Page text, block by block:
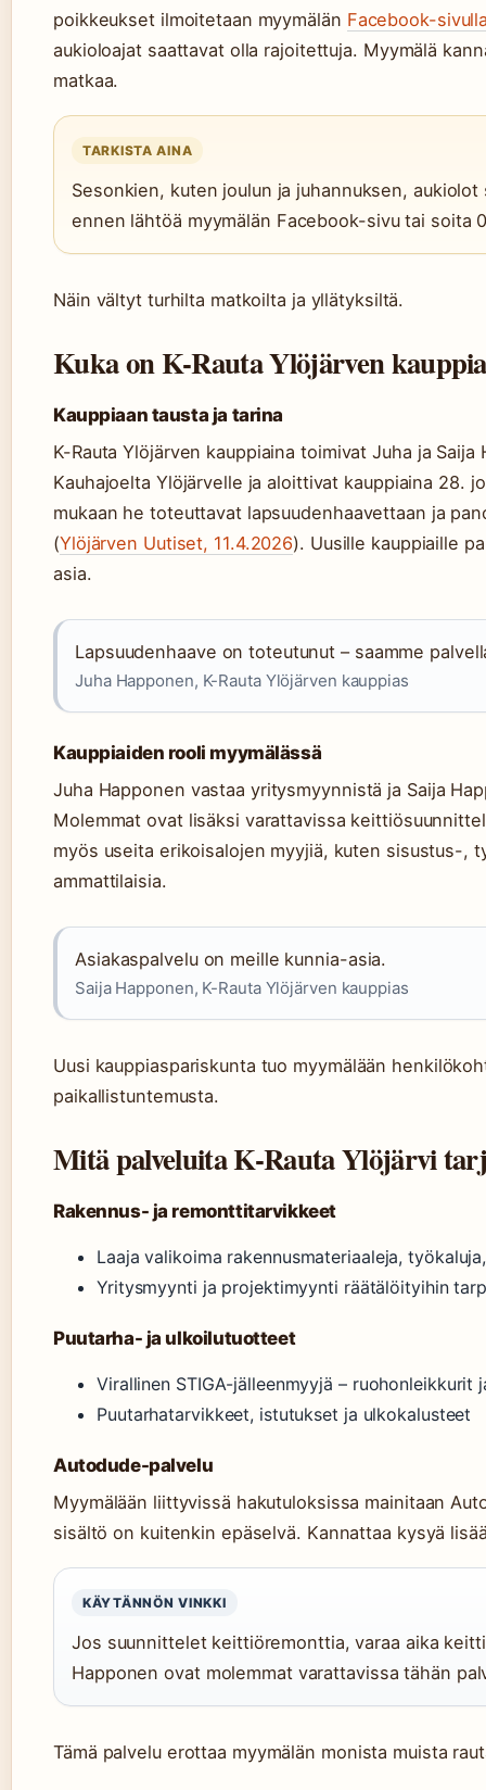
poikkeukset ilmoitetaan myymälän Facebook-
aukioloajat saattavat olla rajoitettuja. Myymälä
matkaa.
TARKISTA AINA
Sesonkien, kuten joulun ja juhannuksen,
ennen lähtöä myymälän Facebook-sivu tai soita
Näin vältyt turhilta matkoilta ja yllätyksiltä.
Kuka on K-Rauta Ylöjärven
Kauppiaan tausta ja tarina
K-Rauta Ylöjärven kauppiaina toimivat Juha ja
Kauhajoelta Ylöjärvelle ja aloittivat kauppiaina 28.
mukaan he toteuttavat lapsuudenhaavettaan ja
(Ylöjärven Uutiset, 11.4.2026). Uusille kauppiaille
asia.
Lapsuudenhaave on toteutunut – saamme
Juha Happonen, K-Rauta Ylöjärven kauppias
Kauppiaiden rooli myymälässä
Juha Happonen vastaa yritysmyynnistä ja Saija
Molemmat ovat lisäksi varattavissa
myös useita erikoisalojen myyjiä, kuten sisustus-,
ammattilaisia.
Asiakaspalvelu on meille kunnia-asia.
Saija Happonen, K-Rauta Ylöjärven kauppias
Uusi kauppiaspariskunta tuo myymälään
paikallistuntemusta.
Mitä palveluita K-Rauta Ylöjärvi
Rakennus- ja remonttitarvikkeet
Laaja valikoima rakennusmateriaaleja,
Yritysmyynti ja projektimyynti räätälöityihin
Puutarha- ja ulkoilutuotteet
Virallinen STIGA-jälleenmyyjä – ruohonleikkurit
Puutarhatarvikkeet, istutukset ja ulkokalusteet
Autodude-palvelu
Myymälään liittyvissä hakutuloksissa mainitaan
sisältö on kuitenkin epäselvä. Kannattaa kysyä
KÄYTÄNNÖN VINKKI
Jos suunnittelet keittiöremonttia, varaa aika
Happonen ovat molemmat varattavissa tähän
Tämä palvelu erottaa myymälän monista muista